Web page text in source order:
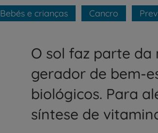
Bebés e crianças Cancro
O sol faz parte da
gerador de bem-
biológicos. Para
síntese de